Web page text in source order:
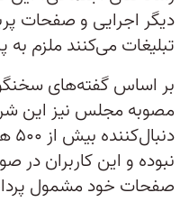
دیگر اجرایی و صفحات
تبلیغات می‌کنند ملزم به
بر اساس گفته‌های
مصوبه مجلس نیز این
نبوده و این کاربران در
صفحات خود مشمول